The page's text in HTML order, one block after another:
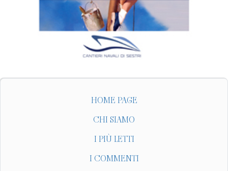
HOME PAGE
CHI SIAMO
I PIÙ LETTI
I COMMENTI